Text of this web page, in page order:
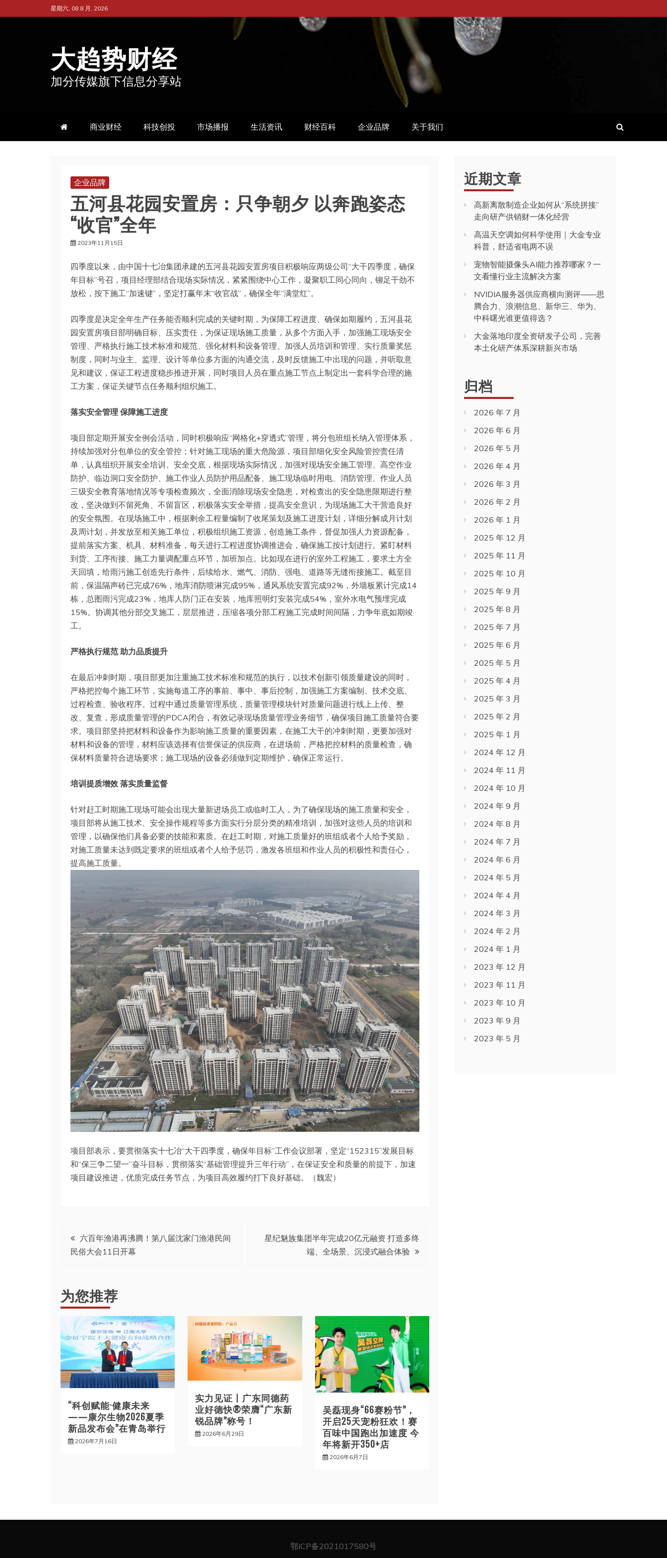
至
星期六, 08 8 月, 2026
大趋势财经
加分传媒旗下信息分享站
商业财经 科技创投 市场播报 生活资讯 财经百科 企业品牌 关于我们
企业品牌
五河县花园安置房：只争朝夕 以奔跑姿态
“收官”全年
2023年11月15日
四季度以来，由中国十七冶集团承建的五河县花园安置房项目积极响应两级公司“大干四季度，确保
年目标”号召，项目经理部结合现场实际情况，紧紧围绕中心工作，凝聚职工同心同向，铆足干劲不
放松，按下施工“加速键”，坚定打赢年末“收官战”，确保全年“满堂红”。
四季度是决定全年生产任务能否顺利完成的关键时期，为保障工程进度、确保如期履约，五河县花
园安置房项目部明确目标、压实责任，为保证现场施工质量，从多个方面入手，加强施工现场安全
管理、严格执行施工技术标准和规范、强化材料和设备管理、加强人员培训和管理、实行质量奖惩
制度，同时与业主、监理、设计等单位多方面的沟通交流，及时反馈施工中出现的问题，并听取意
见和建议，保证工程进度稳步推进开展，同时项目人员在重点施工节点上制定出一套科学合理的施
工方案，保证关键节点任务顺利组织施工。
落实安全管理 保障施工进度
项目部定期开展安全例会活动，同时积极响应“网格化+穿透式”管理，将分包班组长纳入管理体系，
持续加强对分包单位的安全管控；针对施工现场的重大危险源，项目部细化安全风险管控责任清
单，认真组织开展安全培训、安全交底，根据现场实际情况，加强对现场安全施工管理、高空作业
防护、临边洞口安全防护、施工作业人员防护用品配备、施工现场临时用电、消防管理、作业人员
三级安全教育落地情况等专项检查频次，全面消除现场安全隐患，对检查出的安全隐患限期进行整
改，坚决做到不留死角、不留盲区，积极落实安全举措，提高安全意识，为现场施工大干营造良好
的安全氛围。在现场施工中，根据剩余工程量编制了收尾策划及施工进度计划，详细分解成月计划
及周计划，并发放至相关施工单位，积极组织施工资源，创造施工条件，督促加强人力资源配备，
提前落实方案、机具、材料准备，每天进行工程进度协调推进会，确保施工按计划进行。紧盯材料
到货、工序衔接、施工力量调配重点环节，加班加点。比如现在进行的室外工程施工，要求土方全
天回填，给雨污施工创造先行条件，后续给水、燃气、消防、强电、道路等无缝衔接施工。截至目
前，保温隔声砖已完成76%，地库消防喷淋完成95%，通风系统安置完成92%，外墙板累计完成14
栋，总图雨污完成23%，地库人防门正在安装，地库照明灯安装完成54%，室外水电气预埋完成
15%。协调其他分部交叉施工，层层推进，压缩各项分部工程施工完成时间间隔，力争年底如期竣
工。
严格执行规范 助力品质提升
在最后冲刺时期，项目部更加注重施工技术标准和规范的执行，以技术创新引领质量建设的同时，
严格把控每个施工环节，实施每道工序的事前、事中、事后控制，加强施工方案编制、技术交底、
过程检查、验收程序。过程中通过质量管理系统，质量管理模块针对质量问题进行线上上传、整
改、复查，形成质量管理的PDCA闭合，有效记录现场质量管理业务细节，确保项目施工质量符合要
求。项目部坚持把材料和设备作为影响施工质量的重要因素，在施工大干的冲刺时期，更要加强对
材料和设备的管理，材料应该选择有信誉保证的供应商，在进场前，严格把控材料的质量检查，确
保材料质量符合进场要求；施工现场的设备必须做到定期维护，确保正常运行。
培训提质增效 落实质量监督
针对赶工时期施工现场可能会出现大量新进场员工或临时工人，为了确保现场的施工质量和安全，
项目部将从施工技术、安全操作规程等多方面实行分层分类的精准培训，加强对这些人员的培训和
管理，以确保他们具备必要的技能和素质。在赶工时期，对施工质量好的班组或者个人给予奖励，
对施工质量未达到既定要求的班组或者个人给予惩罚，激发各班组和作业人员的积极性和责任心，
提高施工质量。
项目部表示，要贯彻落实十七冶“大干四季度，确保年目标”工作会议部署，坚定“152315”发展目标
和“保三争二望一”奋斗目标，贯彻落实“基础管理提升三年行动”，在保证安全和质量的前提下，加速
项目建设推进，优质完成任务节点，为项目高效履约打下良好基础。（魏宏）
文
章
导
航
六百年渔港再沸腾！第八届沈家门渔港民间
民俗大会11日开幕
星纪魅族集团半年完成20亿元融资 打造多终
端、全场景、沉浸式融合体验
为您推荐
“科创赋能·健康未来
——康尔生物2026夏季
新品发布会”在青岛举行
2026年7月16日
实力见证丨广东同德药
业好德快®荣膺“广东新
锐品牌”称号！
2026年6月29日
吴磊现身“66赛粉节”，
开启25天宠粉狂欢！赛
百味中国跑出加速度 今
年将新开350+店
2026年6月7日
近期文章
高新离散制造企业如何从“系统拼接”
走向研产供销财一体化经营
高温天空调如何科学使用｜大金专业
科普，舒适省电两不误
宠物智能摄像头AI能力推荐哪家？一
文看懂行业主流解决方案
NVIDIA服务器供应商横向测评——思
腾合力、浪潮信息、新华三、华为、
中科曙光谁更值得选？
大金落地印度全资研发子公司，完善
本土化研产体系深耕新兴市场
归档
2026 年 7 月
2026 年 6 月
2026 年 5 月
2026 年 4 月
2026 年 3 月
2026 年 2 月
2026 年 1 月
2025 年 12 月
2025 年 11 月
2025 年 10 月
2025 年 9 月
2025 年 8 月
2025 年 7 月
2025 年 6 月
2025 年 5 月
2025 年 4 月
2025 年 3 月
2025 年 2 月
2025 年 1 月
2024 年 12 月
2024 年 11 月
2024 年 10 月
2024 年 9 月
2024 年 8 月
2024 年 7 月
2024 年 6 月
2024 年 5 月
2024 年 4 月
2024 年 3 月
2024 年 2 月
2024 年 1 月
2023 年 12 月
2023 年 11 月
2023 年 10 月
2023 年 9 月
2023 年 5 月
鄂ICP备2021017580号